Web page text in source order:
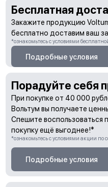
Бесплатная
Закажите продукцию
бесплатно доставим ваш
*ознакомьтесь с условиями
Подробные условия
Порадуйте себя
При покупке от 40 000
Вольтум вы получаете
Спешите воспользоваться
покупку ещё выгоднее!*
*ознакомьтесь с условиями акции по
Подробные условия